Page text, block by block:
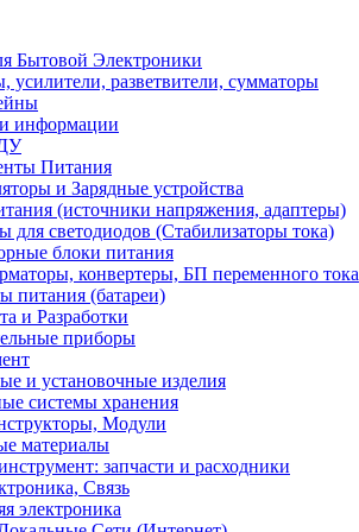
Бытовой Электроники
усилители, разветвители, сумматоры
информации
Питания
и Зарядные устройства
(источники напряжения, адаптеры)
для светодиодов (Стабилизаторы тока)
блоки питания
конвертеры, БП переменного тока
питания (батареи)
и Разработки
приборы
и установочные изделия
системы хранения
Модули
материалы
запчасти и расходники
Связь
электроника